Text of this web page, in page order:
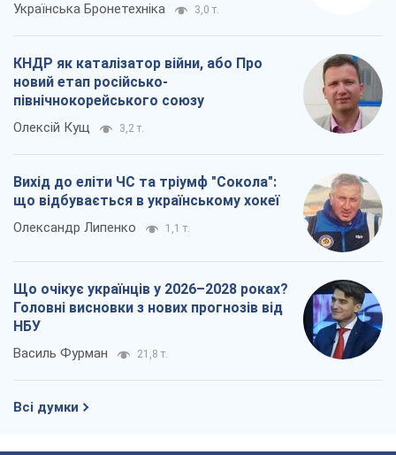
Українська Бронетехніка 3,0 т.
КНДР як каталізатор війни, або Про
новий етап російсько-
північнокорейського союзу
Олексій Кущ 3,2 т.
Вихід до еліти ЧС та тріумф "Сокола":
що відбувається в українському хокеї
Олександр Липенко 1,1 т.
Що очікує українців у 2026–2028 роках?
Головні висновки з нових прогнозів від
НБУ
Василь Фурман 21,8 т.
Всі думки